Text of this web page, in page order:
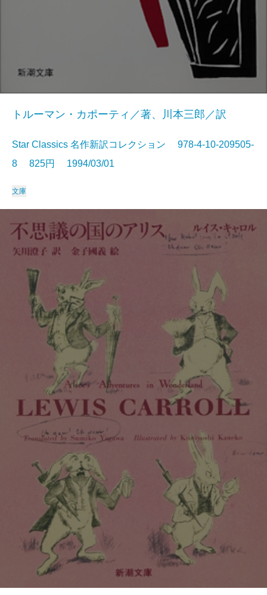
トルーマン・カポーティ／著、川本三郎／訳
Star Classics 名作新訳コレクション 978-4-10-209505-
8 825円 1994/03/01
文庫